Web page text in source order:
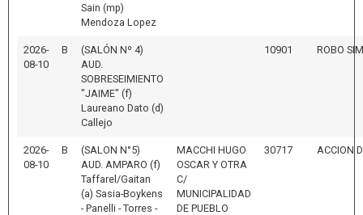
Sain (mp)
Mendoza Lopez
2026-
08-10
B
(SALÓN Nº 4)
AUD.
SOBRESEIMIENTO
"JAIME" (f)
Laureano Dato (d)
Callejo
10901 ROBO
2026-
08-10
B
(SALON N°5)
AUD. AMPARO (f)
Taffarel/Gaitan
(a) Sasia-Boykens
- Panelli - Torres -
MACCHI HUGO
OSCAR Y OTRA
C/
MUNICIPALIDAD
DE PUEBLO
30717 ACCION